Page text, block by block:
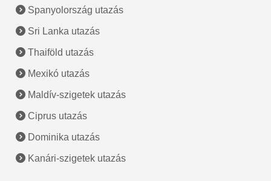
Spanyolország utazás
Sri Lanka utazás
Thaiföld utazás
Mexikó utazás
Maldív-szigetek utazás
Ciprus utazás
Dominika utazás
Kanári-szigetek utazás